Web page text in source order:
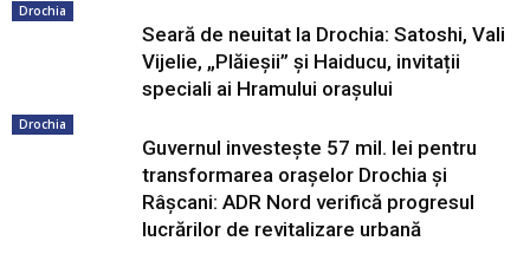
Drochia
Seară de neuitat la Drochia: Satoshi, Vali
Vijelie, „Plăieșii” și Haiducu, invitații
speciali ai Hramului orașului
Drochia
Guvernul investește 57 mil. lei pentru
transformarea orașelor Drochia și
Râșcani: ADR Nord verifică progresul
lucrărilor de revitalizare urbană